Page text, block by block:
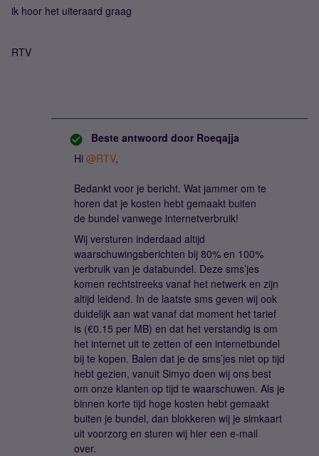
ik hoor het uiteraard graag
RTV
Beste antwoord door Roeqajja
Hi ​ @RTV,
Bedankt voor je bericht. Wat jammer om te
horen dat je kosten hebt gemaakt buiten
de bundel vanwege internetverbruik!
Wij versturen inderdaad altijd
waarschuwingsberichten bij 80% en 100%
verbruik van je databundel. Deze sms’jes
komen rechtstreeks vanaf het netwerk en zijn
altijd leidend. In de laatste sms geven wij ook
duidelijk aan wat vanaf dat moment het tarief
is (€0.15 per MB) en dat het verstandig is om
het internet uit te zetten of een internetbundel
bij te kopen. Balen dat je de sms’jes niet op tijd
hebt gezien, vanuit Simyo doen wij ons best
om onze klanten op tijd te waarschuwen. Als je
binnen korte tijd hoge kosten hebt gemaakt
buiten je bundel, dan blokkeren wij je simkaart
uit voorzorg en sturen wij hier een e-mail
over.